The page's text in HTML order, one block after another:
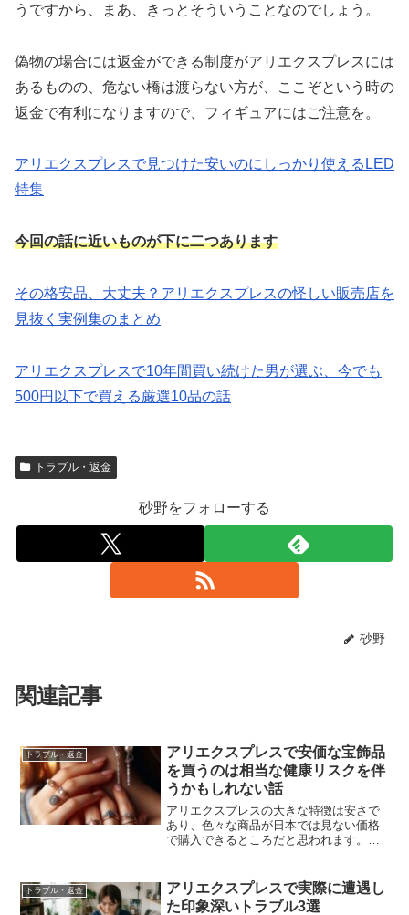
うですから、まあ、きっとそういうことなのでしょう。
偽物の場合には返金ができる制度がアリエクスプレスには
あるものの、危ない橋は渡らない方が、ここぞという時の
返金で有利になりますので、フィギュアにはご注意を。
アリエクスプレスで見つけた安いのにしっかり使えるLED
特集
今回の話に近いものが下に二つあります
その格安品、大丈夫？アリエクスプレスの怪しい販売店を
見抜く実例集のまとめ
アリエクスプレスで10年間買い続けた男が選ぶ、今でも
500円以下で買える厳選10品の話
トラブル・返金
砂野をフォローする
砂野
関連記事
トラブル・返金
アリエクスプレスで安価な宝飾品
を買うのは相当な健康リスクを伴
うかもしれない話
アリエクスプレスの大きな特徴は安さで
あり、色々な商品が日本では見ない価格
で購入できるところだと思われます。し
リスクが存在するかもしれないのが今回
のお話です。先日、インタ...
トラブル・返金
アリエクスプレスで実際に遭遇し
た印象深いトラブル3選